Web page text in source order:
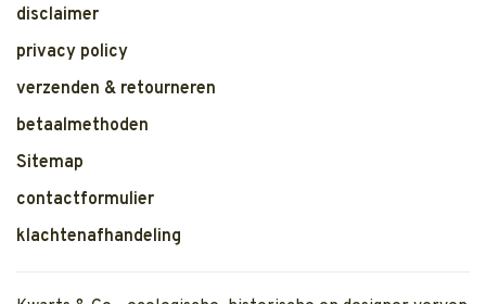
disclaimer
privacy policy
verzenden & retourneren
betaalmethoden
Sitemap
contactformulier
klachtenafhandeling